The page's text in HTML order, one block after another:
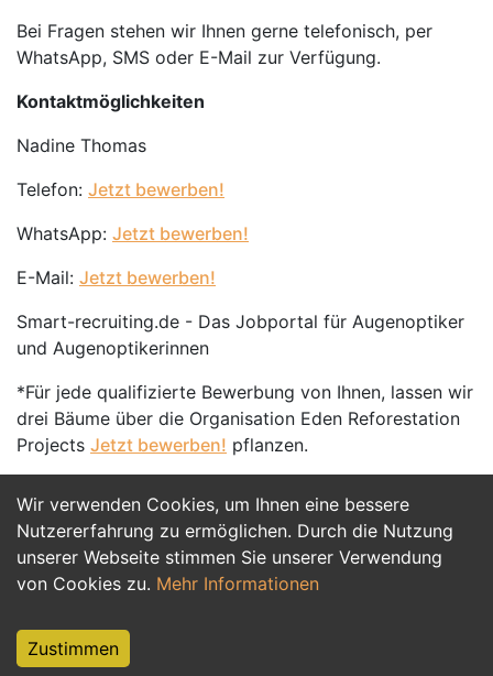
Wir verwenden Cookies, um Ihnen eine bessere
Nutzererfahrung zu ermöglichen. Durch die Nutzung
unserer Webseite stimmen Sie unserer Verwendung
von Cookies zu. Mehr Informationen
Zustimmen
Bei Fragen stehen wir Ihnen gerne telefonisch, per
WhatsApp, SMS oder E-Mail zur Verfügung.
Kontaktmöglichkeiten
Nadine Thomas
Telefon: Jetzt bewerben!
WhatsApp: Jetzt bewerben!
E-Mail: Jetzt bewerben!
Smart-recruiting.de - Das Jobportal für Augenoptiker
und Augenoptikerinnen
*Für jede qualifizierte Bewerbung von Ihnen, lassen wir
drei Bäume über die Organisation Eden Reforestation
Projects Jetzt bewerben! pflanzen.
Jetzt Bewerben